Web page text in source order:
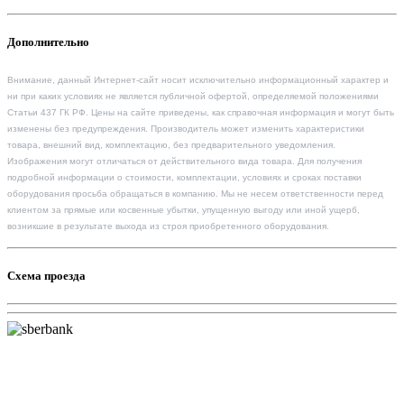
Дополнительно
Внимание, данный Интернет-сайт носит исключительно информационный характер и
ни при каких условиях не является публичной офертой, определяемой положениями
Статьи 437 ГК РФ. Цены на сайте приведены, как справочная информация и могут быть
изменены без предупреждения. Производитель может изменить характеристики
товара, внешний вид, комплектацию, без предварительного уведомления.
Изображения могут отличаться от действительного вида товара. Для получения
подробной информации о стоимости, комплектации, условиях и сроках поставки
оборудования просьба обращаться в компанию. Мы не несем ответственности перед
клиентом за прямые или косвенные убытки, упущенную выгоду или иной ущерб,
возникшие в результате выхода из строя приобретенного оборудования.
Схема проезда